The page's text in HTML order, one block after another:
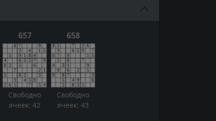
657
Свободно
ячеек: 42
658
Свободно
ячеек: 43